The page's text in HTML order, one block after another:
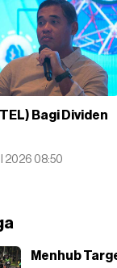
Bagi Dividen
2026 08:50
Menhub